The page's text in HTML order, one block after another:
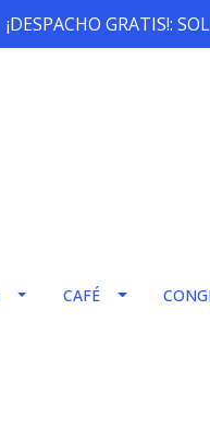
¡DESPACHO GRATIS!:
CAFÉ